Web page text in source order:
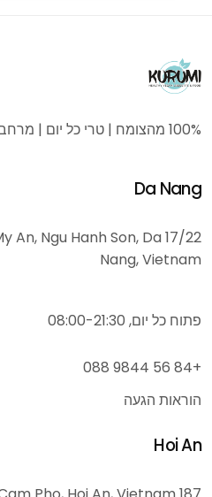
100% מהצומח | טרי כל יום | מרחב יפה
Da Nang
My An, Ngu Hanh Son, Da
Nang, Vietnam
פתוח כל יום, 08:00-21:30
+84 56 9844 088
הוראות הגעה
Hoi An